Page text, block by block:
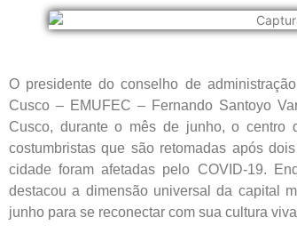
O presidente do conselho de
Cusco – EMUFEC – Fernando Santoyo
Cusco, durante o mês de junho, o centro
costumbristas que são retomadas após
cidade foram afetadas pelo COVID-19.
destacou a dimensão universal da capital
junho para se reconectar com sua cultura